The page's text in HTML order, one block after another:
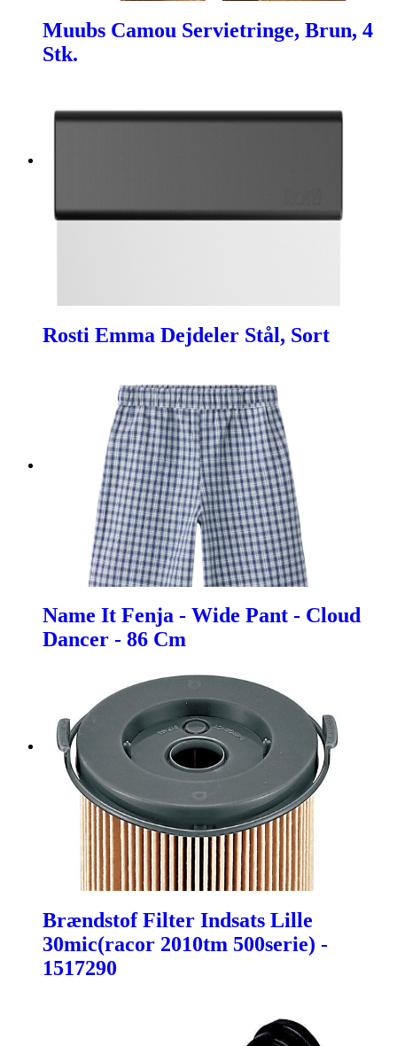
Muubs Camou Servietringe, Brun, 4
Stk.
Rosti Emma Dejdeler Stål, Sort
Name It Fenja - Wide Pant - Cloud
Dancer - 86 Cm
Brændstof Filter Indsats Lille
30mic(racor 2010tm 500serie) -
1517290